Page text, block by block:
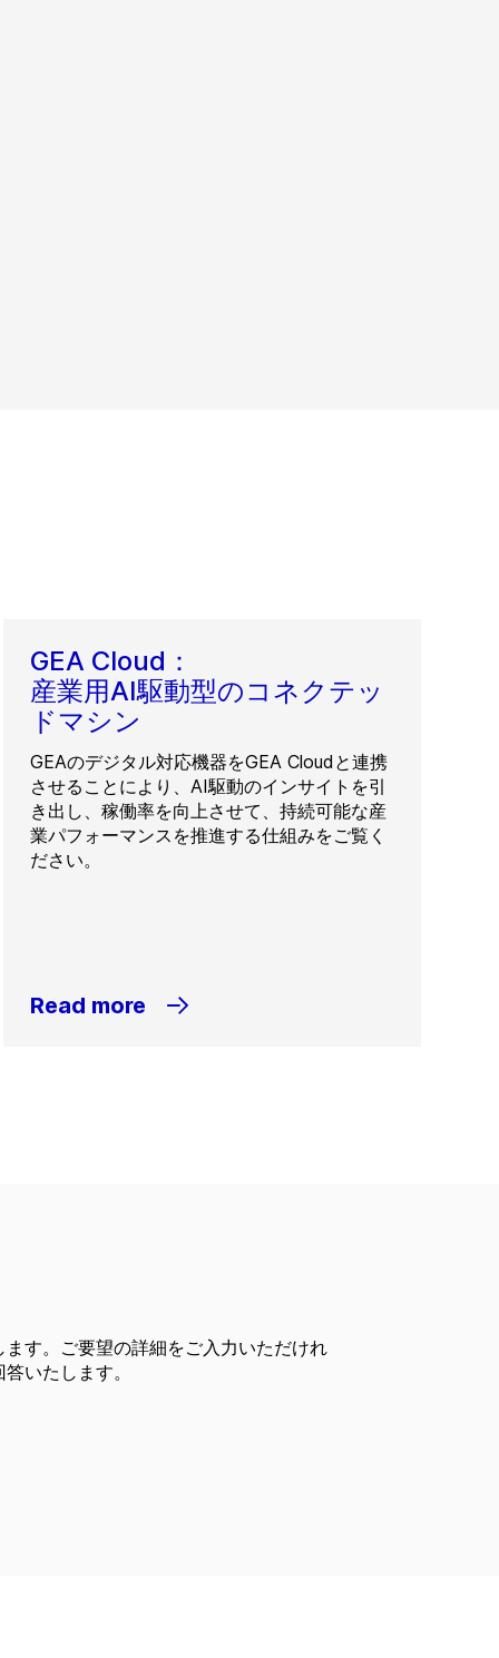
GEA Cloud：
産業用AI駆動型のコネクテッ
ドマシン
GEAのデジタル対応機器をGEA Cloudと連携
させることにより、AI駆動のインサイトを引
き出し、稼働率を向上させて、持続可能な産
業パフォーマンスを推進する仕組みをご覧く
ださい。
Read more
す。ご要望の詳細をご入力いただけれ
いたします。